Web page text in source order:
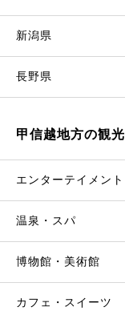
新潟県
長野県
甲信越地方の観
エンターテイメント
温泉・スパ
博物館・美術館
カフェ・スイーツ